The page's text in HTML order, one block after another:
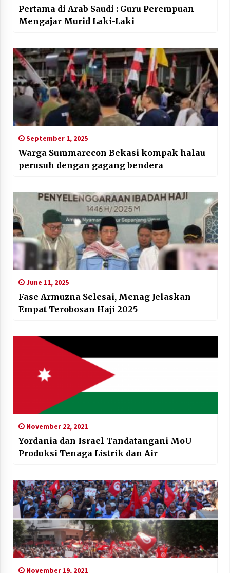
Pertama di Arab Saudi : Guru Perempuan
Mengajar Murid Laki-Laki
September 1, 2025
Warga Summarecon Bekasi kompak halau
perusuh dengan gagang bendera
June 11, 2025
Fase Armuzna Selesai, Menag Jelaskan
Empat Terobosan Haji 2025
November 22, 2021
Yordania dan Israel Tandatangani MoU
Produksi Tenaga Listrik dan Air
November 19, 2021